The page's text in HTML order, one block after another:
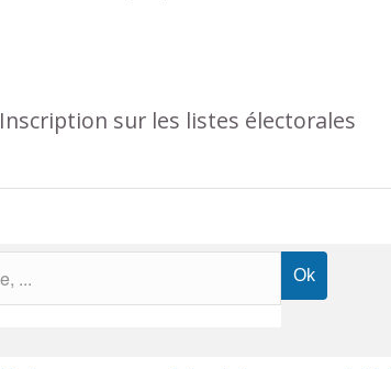
Inscription sur les listes électorales